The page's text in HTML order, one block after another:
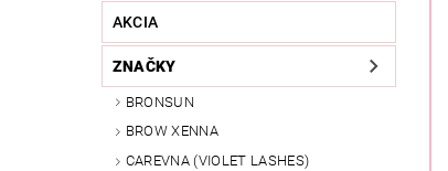
AKCIA
ZNAČKY
BRONSUN
BROW XENNA
CAREVNA (VIOLET LASHES)